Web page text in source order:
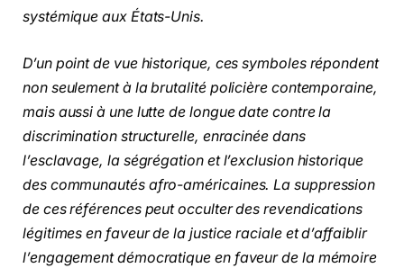
systémique aux États-Unis.
D’un point de vue historique, ces symboles répondent
non seulement à la brutalité policière contemporaine,
mais aussi à une lutte de longue date contre la
discrimination structurelle, enracinée dans
l’esclavage, la ségrégation et l’exclusion historique
des communautés afro-américaines. La suppression
de ces références peut occulter des revendications
légitimes en faveur de la justice raciale et d’affaiblir
l’engagement démocratique en faveur de la mémoire